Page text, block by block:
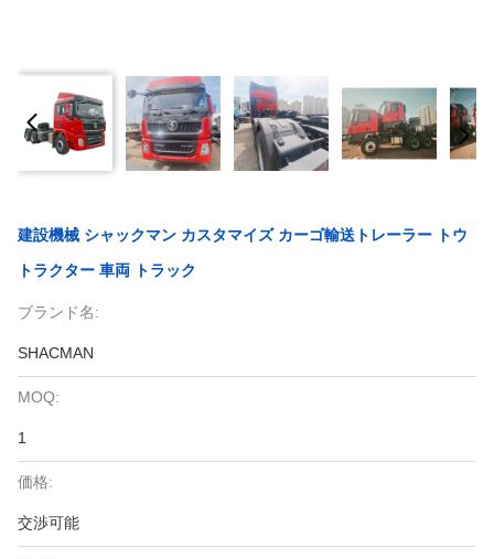
建設機械 シャックマン カスタマイズ カーゴ輸送トレーラー トウ
トラクター 車両 トラック
ブランド名:
SHACMAN
MOQ:
1
価格:
交渉可能